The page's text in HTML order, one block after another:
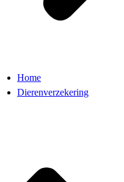
Home
Dierenverzekering